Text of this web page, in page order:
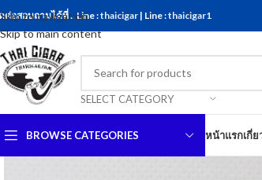
Skip to navigation
Skip to main content
ต่อสอบถามได้ที่ .. Line :thaicigar | Line :thaicigar1
SELECT CATEGORY
BROWSE CATEGORIES หน้าแรกเกี่ย